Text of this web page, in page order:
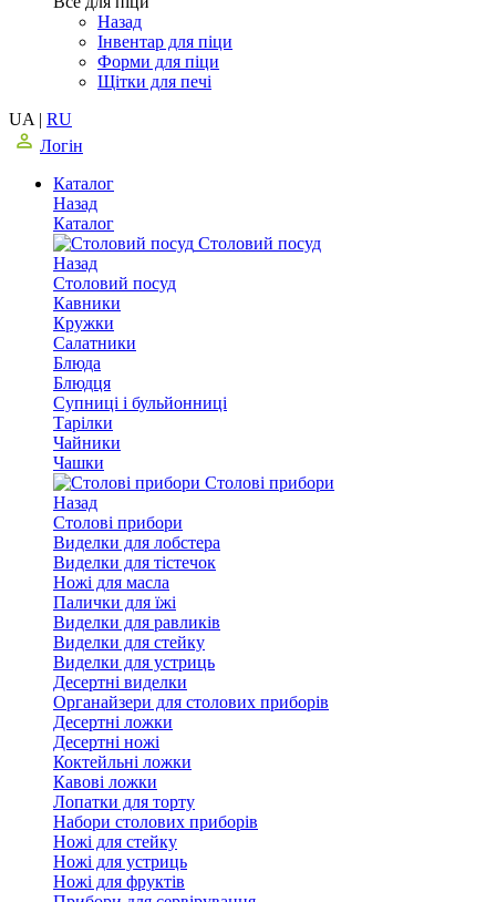
Назад
Інвентар для піци
Форми для піци
Щітки для печі
UA | RU
Логін
Каталог
Назад
Каталог
Столовий посуд
Назад
Столовий посуд
Кавники
Кружки
Салатники
Блюда
Блюдця
Супниці і бульйонниці
Тарілки
Чайники
Чашки
Столові прибори
Назад
Столові прибори
Виделки для лобстера
Виделки для тістечок
Ножі для масла
Палички для їжі
Виделки для равликів
Виделки для стейку
Виделки для устриць
Десертні виделки
Органайзери для столових приборів
Десертні ложки
Десертні ножі
Коктейльні ложки
Кавові ложки
Лопатки для торту
Набори столових приборів
Ножі для стейку
Ножі для устриць
Ножі для фруктів